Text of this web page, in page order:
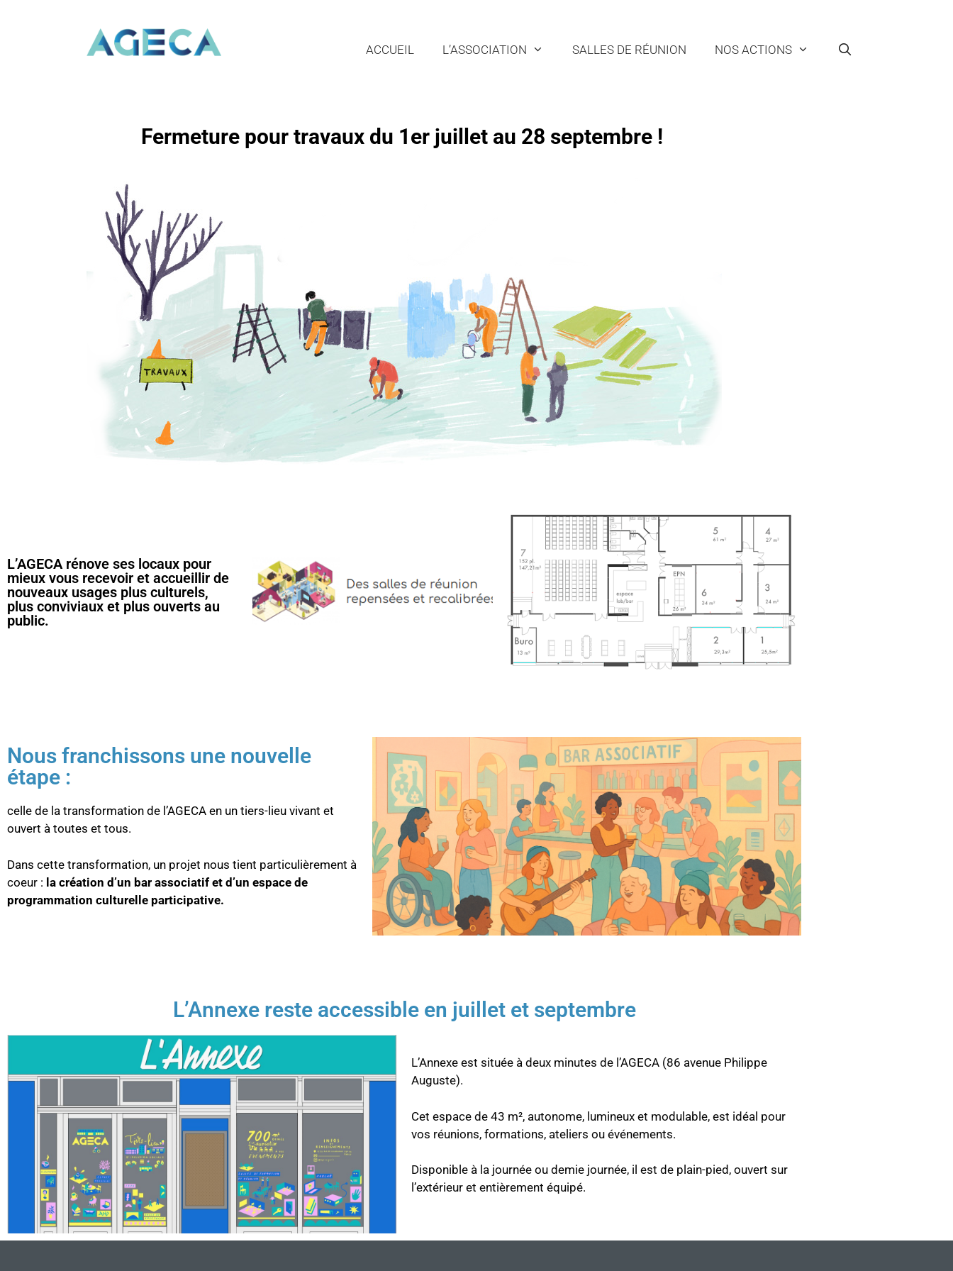
ACCUEIL L’ASSOCIATION SALLES DE RÉUNION NOS ACTIONS
Fermeture pour travaux du 1er juillet au 28 septembre !
L’AGECA rénove ses locaux pour
mieux vous recevoir et accueillir de
nouveaux usages plus culturels,
plus conviviaux et plus ouverts au
public.
Nous franchissons une nouvelle
étape :
celle de la transformation de l’AGECA en un tiers-lieu vivant et
ouvert à toutes et tous.
Dans cette transformation, un projet nous tient particulièrement à
coeur : la création d’un bar associatif et d’un espace de
programmation culturelle participative.
Crowdfunding en cours
L’argent collecté servira à équiper et animer ce nouveau lieu dans ses premiers mois de vie.
Comment nous aider ?
Faites un don, même petit — chaque euro compte !
Partagez cette campagne autour de vous.
Rejoignez-nous comme bénévole, artiste, habitant·e curieux·se… tout le monde est bienvenu
!
Je donne !
L’Annexe reste accessible en juillet et septembre
L’Annexe est située à deux minutes de l’AGECA (86 avenue Philippe
Auguste).
Cet espace de 43 m², autonome, lumineux et modulable, est idéal pour
vos réunions, formations, ateliers ou événements.
Disponible à la journée ou demie journée, il est de plain-pied, ouvert sur
l’extérieur et entièrement équipé.